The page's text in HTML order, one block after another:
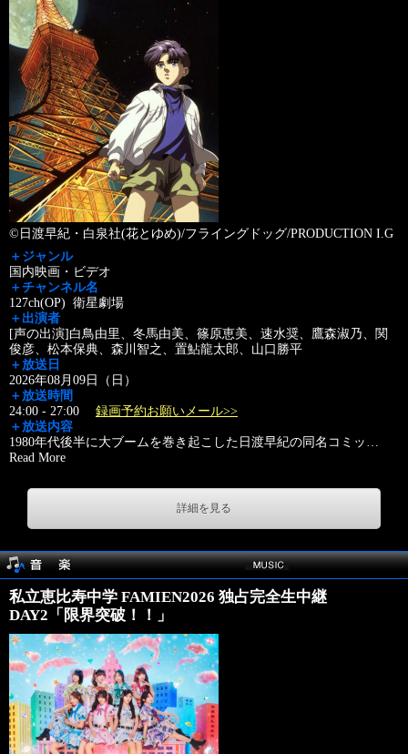
©日渡早紀・白泉社(花とゆめ)/フライングドッグ/PRODUCTION I.G
＋ジャンル
国内映画・ビデオ
＋チャンネル名
127ch(OP) 衛星劇場
＋出演者
[声の出演]白鳥由里、冬馬由美、篠原恵美、速水奨、鷹森淑乃、関
俊彦、松本保典、森川智之、置鮎龍太郎、山口勝平
＋放送日
2026年08月09日（日）
＋放送時間
24:00 - 27:00 録画予約お願いメール>>
＋放送内容
1980年代後半に大ブームを巻き起こした日渡早紀の同名コミッ …
Read More
詳細を見る
私立恵比寿中学 FAMIEN2026 独占完全生中継
DAY2「限界突破！！」